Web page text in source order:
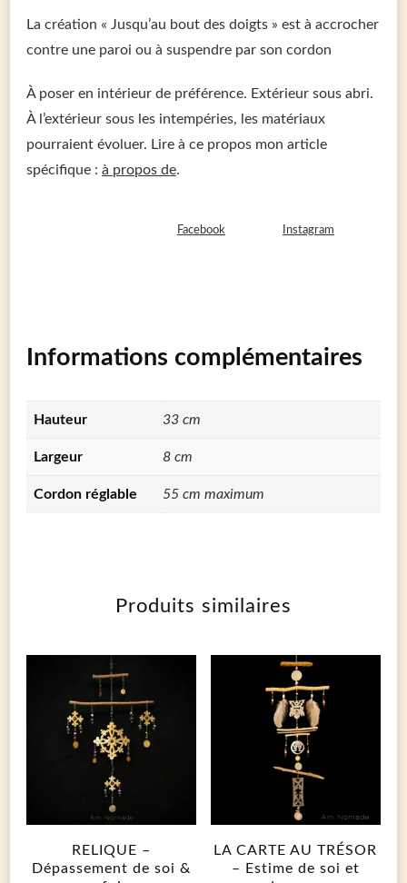
La création « Jusqu’au bout des doigts » est à accrocher
contre une paroi ou à suspendre par son cordon
À poser en intérieur de préférence. Extérieur sous abri.
À l’extérieur sous les intempéries, les matériaux
pourraient évoluer. Lire à ce propos mon article
spécifique : à propos de.
Facebook Instagram
Informations complémentaires
Hauteur 33 cm
Largeur 8 cm
Cordon réglable 55 cm maximum
Produits similaires
RELIQUE –
Dépassement de soi &
LA CARTE AU TRÉSOR
– Estime de soi et